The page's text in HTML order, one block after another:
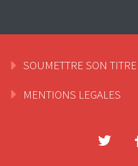
SOUMETTRE SON TITRE
MENTIONS LEGALES